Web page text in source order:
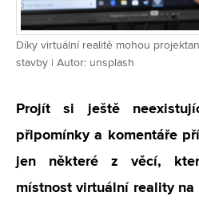
Díky virtuální realitě mohou
stavby | Autor: unsplash
Projít si ještě
připomínky a komentáře
jen některé z věcí,
místnost virtuální reality na